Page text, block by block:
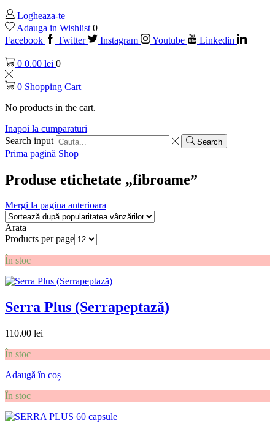
Logheaza-te
Adauga in Wishlist 0
Facebook
Twitter Instagram Youtube Linkedin
0 0.00 lei 0
0 Shopping Cart
No products in the cart.
Inapoi la cumparaturi
Search input
Search
Prima pagină Shop
Produse etichetate „fibroame”
Mergi la pagina anterioara
Arata
Products per page
În stoc
Serra Plus (Serrapeptază)
110.00 lei
În stoc
Adaugă în coș
În stoc